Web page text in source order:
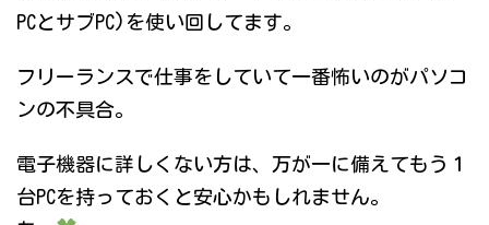
PCとサブPC)を使い回してます。
フリーランスで仕事をしていて一番怖いのがパソコ
ンの不具合。
電子機器に詳しくない方は、万が一に備えてもう１
台PCを持っておくと安心かもしれません。